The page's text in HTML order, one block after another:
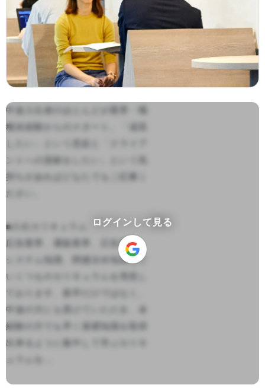
中途入社者のほとんどが業界・職
種未経験からのスタート。「成長
したい」という意欲と「クライア
ントへの貢献をしたい」という気
持ちがあればどなたでもご応募く
ださい。
■入社カリキュラム
広告業界、通販業界、広告用語、
システム知識、関連法令知識など
いくつものカリキュラムを用意し
ております。新卒だけではなく、
中途の方にも受けていただき、未
経験の方でも早く基礎知識を取得
出来るように集中して学ぶカリキ
ュラムを...
ログインして見る